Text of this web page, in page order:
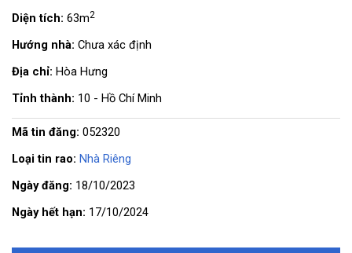
Diện tích: 63m2
Hướng nhà: Chưa xác định
Địa chỉ: Hòa Hưng
Tỉnh thành: 10 - Hồ Chí Minh
Mã tin đăng: 052320
Loại tin rao: Nhà Riêng
Ngày đăng: 18/10/2023
Ngày hết hạn: 17/10/2024